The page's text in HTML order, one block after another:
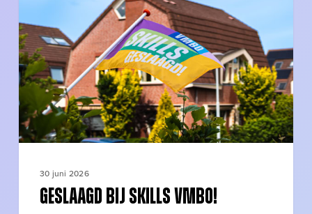
vmbo!
30 juni 2026
Geslaagd bij SKILLS vmbo!